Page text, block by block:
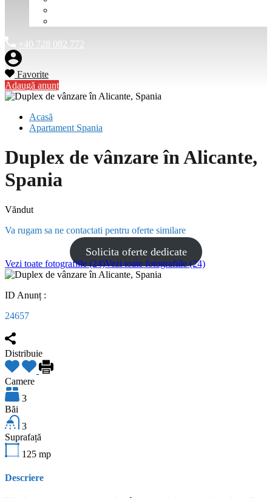
+40 728 082 772
Favorite
Adaugă anunț
Acasă
Apartament Spania
Duplex de vânzare în Alicante,
Spania
Văndut
Va rugam sa ne contactati pentru oferte similare
Solicita oferte dedicate
Vezi toate fotografiile (24)Vezi toate fotografiile (24)
ID Anunț :
24657
Distribuie
Camere
3
Băi
3
Suprafață
125 mp
Descriere